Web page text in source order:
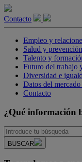
Contacto
Empleo y
Salud y prevención
Talento y
Futuro del trabajo
Diversidad e
Datos del
Contacto
¿Qué información
BUSCAR